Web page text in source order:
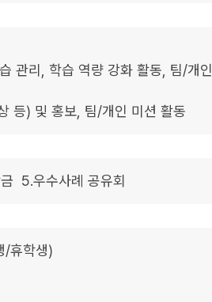
관리, 학습 역량 강화 활동, 팀/개인
등) 및 홍보, 팀/개인 미션 활동
5.우수사례 공유회
/휴학생)